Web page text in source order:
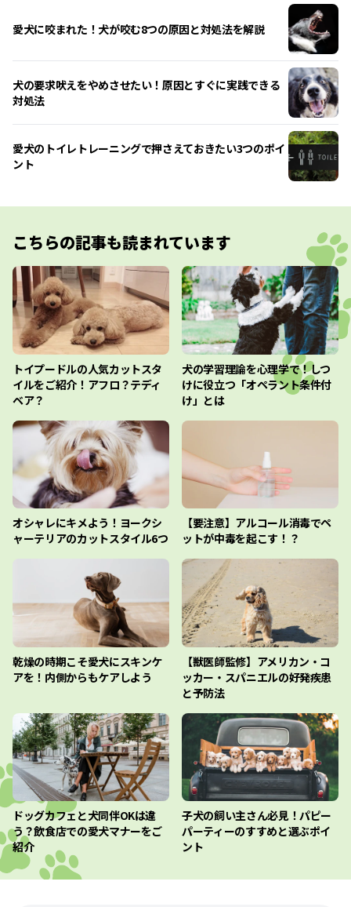
愛犬に咬まれた！犬が咬む8つの原因と対処法を解説
犬の要求吠えをやめさせたい！原因とすぐに実践できる
対処法
愛犬のトイレトレーニングで押さえておきたい3つのポイ
ント
こちらの記事も読まれています
トイプードルの人気カットスタ
イルをご紹介！アフロ？テディ
ベア？
犬の学習理論を心理学で！しつ
けに役立つ「オペラント条件付
け」とは
オシャレにキメよう！ヨークシ
ャーテリアのカットスタイル6つ
【要注意】アルコール消毒でペ
ットが中毒を起こす！？
乾燥の時期こそ愛犬にスキンケ
アを！内側からもケアしよう
【獣医師監修】アメリカン・コ
ッカー・スパニエルの好発疾患
と予防法
ドッグカフェと犬同伴OKは違
う？飲食店での愛犬マナーをご
紹介
子犬の飼い主さん必見！パピー
パーティーのすすめと選ぶポイ
ント